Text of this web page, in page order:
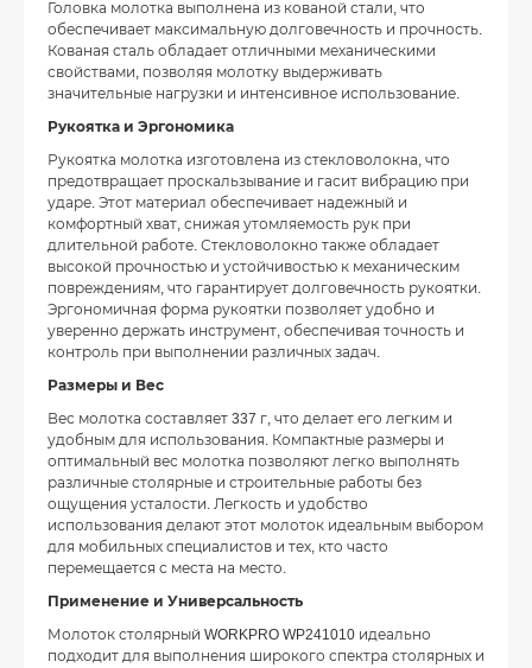
Головка молотка выполнена из кованой стали, что
обеспечивает максимальную долговечность и прочность.
Кованая сталь обладает отличными механическими
свойствами, позволяя молотку выдерживать
значительные нагрузки и интенсивное использование.
Рукоятка и Эргономика
Рукоятка молотка изготовлена из стекловолокна, что
предотвращает проскальзывание и гасит вибрацию при
ударе. Этот материал обеспечивает надежный и
комфортный хват, снижая утомляемость рук при
длительной работе. Стекловолокно также обладает
высокой прочностью и устойчивостью к механическим
повреждениям, что гарантирует долговечность рукоятки.
Эргономичная форма рукоятки позволяет удобно и
уверенно держать инструмент, обеспечивая точность и
контроль при выполнении различных задач.
Размеры и Вес
Вес молотка составляет 337 г, что делает его легким и
удобным для использования. Компактные размеры и
оптимальный вес молотка позволяют легко выполнять
различные столярные и строительные работы без
ощущения усталости. Легкость и удобство
использования делают этот молоток идеальным выбором
для мобильных специалистов и тех, кто часто
перемещается с места на место.
Применение и Универсальность
Молоток столярный WORKPRO WP241010 идеально
подходит для выполнения широкого спектра столярных и